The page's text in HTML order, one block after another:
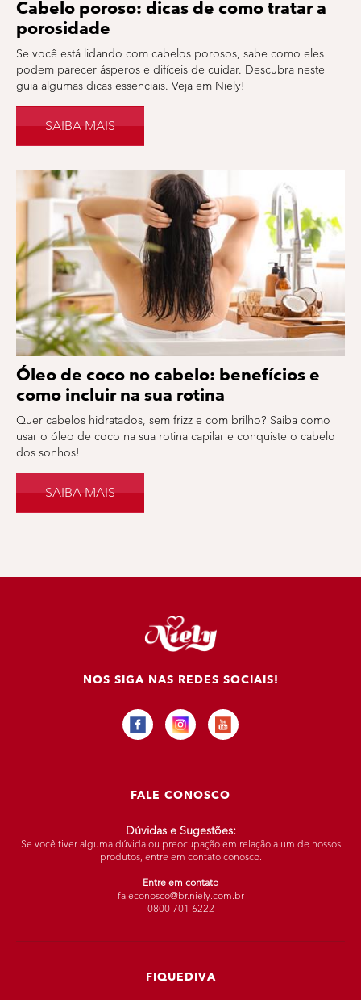
Cabelo poroso: dicas de como tratar a
porosidade
Se você está lidando com cabelos porosos, sabe como eles
podem parecer ásperos e difíceis de cuidar. Descubra neste
guia algumas dicas essenciais. Veja em Niely!
SAIBA MAIS
Óleo de coco no cabelo: benefícios e
como incluir na sua rotina
Quer cabelos hidratados, sem frizz e com brilho? Saiba como
usar o óleo de coco na sua rotina capilar e conquiste o cabelo
dos sonhos!
SAIBA MAIS
FIQUEDIVA
FALE CONOSCO
Dúvidas e Sugestões:
Se você tiver alguma dúvida ou preocupação em relação a um de nossos
produtos, entre em contato conosco.
Entre em contato
faleconosco@br.niely.com.br
0800 701 6222
NOS SIGA NAS REDES SOCIAIS!